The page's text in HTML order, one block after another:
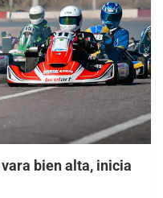
vara bien alta, inicia